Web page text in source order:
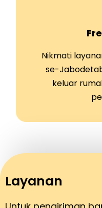
Nikmati
se-
keluar
Layanan